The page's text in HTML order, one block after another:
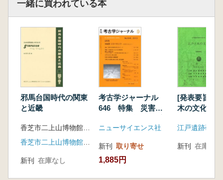
一緒に買われている本
邪馬台国時代の関東
と近畿
新刊 在庫なし
考古学ジャーナル
646 特集 災害の
に
ニューサイエンス社
新刊 取り寄せ
1,885円
[発表要旨]
木の文化
江戸遺跡研究
新刊 在庫なし